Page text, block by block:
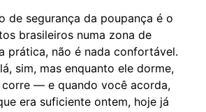
de segurança da poupança é o
brasileiros numa zona de
prática, não é nada confortável.
sim, mas enquanto ele dorme,
— e quando você acorda,
era suficiente ontem, hoje já